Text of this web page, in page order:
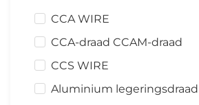
CCA WIRE
CCA-draad CCAM-draad
CCS WIRE
Aluminium legeringsdraad